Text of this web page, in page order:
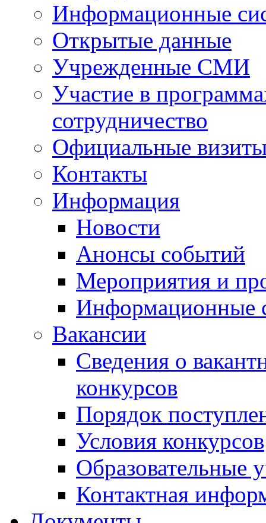
Информационные
Открытые данные
Учрежденные СМИ
Участие в
сотрудничество
Официальные
Контакты
Информация
Новости
Анонсы событий
Мероприятия и
Информационные
Вакансии
Сведения о
конкурсов
Порядок
Условия конкурсов
Образовательные
Контактная